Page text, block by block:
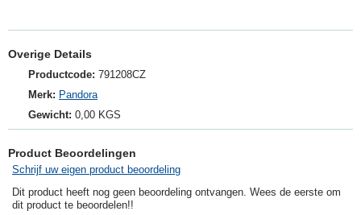
Overige Details
Productcode: 791208CZ
Merk: Pandora
Gewicht: 0,00 KGS
Product Beoordelingen
Schrijf uw eigen product beoordeling
Dit product heeft nog geen beoordeling ontvangen. Wees de eerste om
dit product te beoordelen!!